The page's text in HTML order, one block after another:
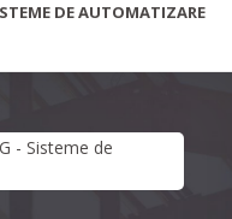
DE AUTOMATIZARE